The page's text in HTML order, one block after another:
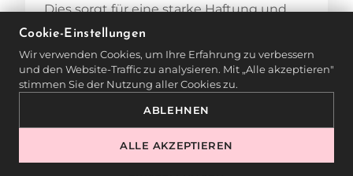
Dies sorgt für eine starke Haftung und
verlängert die Lebensdauer Ihrer
Nagelverlängerung.
Tipps:
Cookie-Einstellungen
Wir verwenden Cookies, um Ihre Erfahrung zu verbessern
und den Website-Traffic zu analysieren. Mit „Alle akzeptieren"
stimmen Sie der Nutzung aller Cookies zu.
ABLEHNEN
ALLE AKZEPTIEREN